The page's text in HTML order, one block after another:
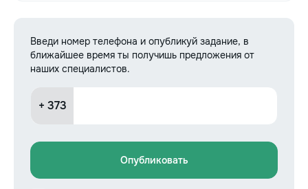
Введи номер телефона и опубликуй задание, в
ближайшее время ты получишь предложения от
наших специалистов.
+ 373
Опубликовать